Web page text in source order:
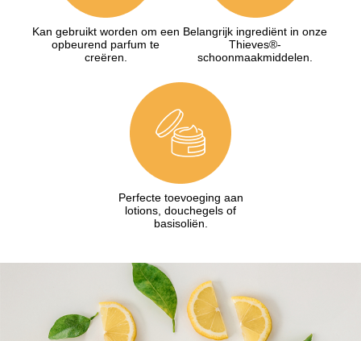
Kan gebruikt worden om een
opbeurend parfum te
creëren.
Belangrijk ingrediënt in onze
Thieves®-
schoonmaakmiddelen.
Perfecte toevoeging aan
lotions, douchegels of
basisoliën.